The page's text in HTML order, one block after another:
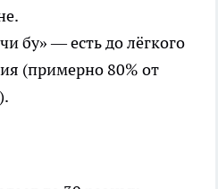
бу» — есть до лёгкого
(примерно 80% от